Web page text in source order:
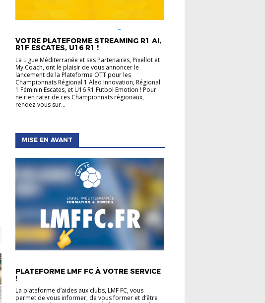
VOTRE PLATEFORME STREAMING R1 AI,
R1F ESCATES, U16 R1 !
La Ligue Méditerranée et ses Partenaires, Pixellot et
My Coach, ont le plaisir de vous annoncer le
lancement de la Plateforme OTT pour les
Championnats Régional 1 Aleo Innovation, Régional
1 Féminin Escates, et U16 R1 Futbol Emotion ! Pour
ne rien rater de ces Championnats régionaux,
rendez-vous sur...
MISE EN AVANT
PLATEFORME LMF FC À VOTRE SERVICE
!
La plateforme d’aides aux clubs, LMF FC, vous
permet de vous informer, de vous former et d’être